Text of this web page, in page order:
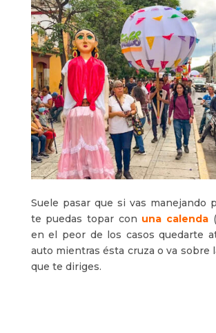
Suele pasar que si vas manejando
te puedas topar con una calenda
en el peor de los casos quedarte
auto mientras ésta cruza o va sobre
que te diriges.